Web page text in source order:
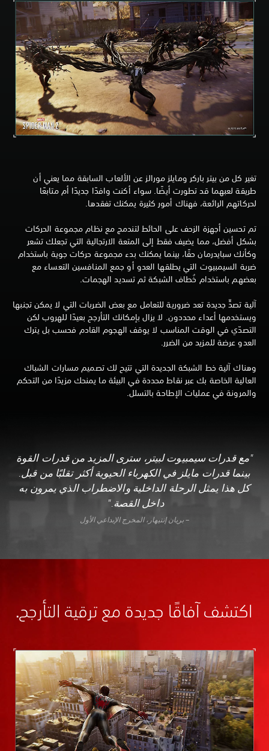
تغير كل من بيتر باركر ومايلز مورالز عن الألعاب السابقة مما يعني أن
طريقة لعبهما قد تطورت أيضًا. سواء أكنت وافدًا جديدًا أم متابعًا
لحركاتهم الرائعة، فهناك أمور كثيرة يمكنك تفقدها.
تم تحسين أجهزة الزحف على الحائط لتندمج مع نظام مجموعة الحركات
بشكل أفضل، مما يضيف فقط إلى المتعة الارتجالية التي تجعلك تشعر
وكأنك سبايدرمان حقًا، بينما يمكنك بدء مجموعة حركات جوية باستخدام
ضربة السيمبيوت التي يطلقها العدو أو جمع المنافسين التعساء مع
بعضهم باستخدام خُطاف الشبكة ثم تسديد الهجمات.
آلية تصدٍّ جديدة تعد ضرورية للتعامل مع بعض الضربات التي لا يمكن تجنبها
ويستخدمها أعداء محددون. لا يزال بإمكانك التأرجح بعيدًا للهروب لكن
التصدّي في الوقت المناسب لا يوقف الهجوم القادم فحسب بل يترك
العدو عرضة للمزيد من الضرر.
وهناك آلية خط الشبكة الجديدة التي تتيح لك تصميم مسارات الشباك
العالية الخاصة بك عبر نقاط محددة في البيئة ما يمنحك مزيدًا من التحكم
والمرونة في عمليات الإطاحة بالتسلل.
"مع قدرات سيمبيوت لبيتر، سترى المزيد من قدرات القوة
بينما قدرات مايلز في الكهرباء الحيوية أكثر تقلبًا من قبل.
كل هذا يمثل الرحلة الداخلية والاضطراب الذي يمرون به
داخل القصة."
– بريان إنتيهار، المخرج الإبداعي الأول
اكتشف آفاقًا جديدة مع ترقية التأرجح.